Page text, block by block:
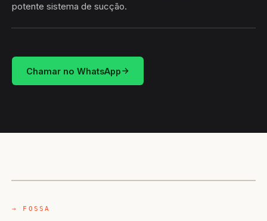
potente sistema de sucção.
HIDROSUCÇÃO SÃO FRANCISCO · AUTAZES/AM
Chamar no WhatsApp
→ FOSSA